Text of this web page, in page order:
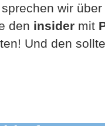
wir
den insider mit
Und den